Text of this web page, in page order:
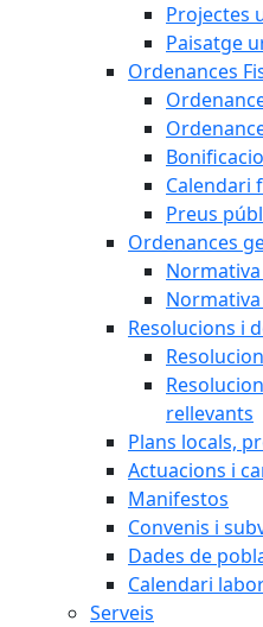
Projectes
Paisatge
Ordenances
Calendari
Preus
Ordenances
Resolucions i
rellevants
Plans locals,
Actuacions i
Manifestos
Convenis i
Dades de
Calendari
Serveis